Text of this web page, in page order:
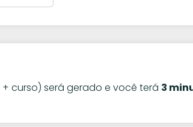
curso) será gerado e você terá 3